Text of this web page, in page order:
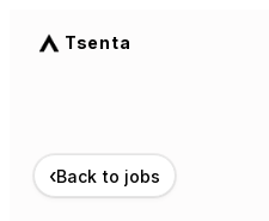
Tsenta
‹Back to jobs